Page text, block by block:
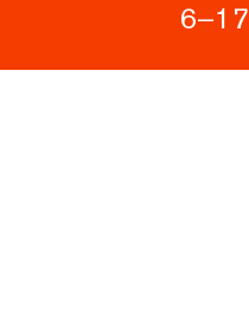
6–17